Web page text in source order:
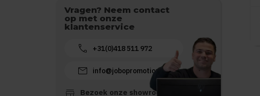
Vragen? Neem contact
op met onze
klantenservice
call +31(0)418 511 972
mail info@jobopromotions.nl
Bezoek onze showroom: